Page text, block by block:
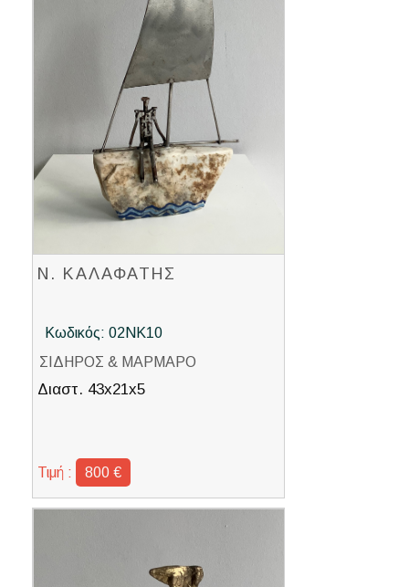
Ν. ΚΑΛΑΦΑΤΗΣ
Κωδικός: 02ΝΚ10
ΣΙΔΗΡΟΣ & ΜΑΡΜΑΡΟ
Διαστ. 43x21x5
Τιμή : 800 €